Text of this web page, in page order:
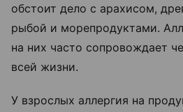
обстоит дело с арахисом,
рыбой и морепродуктами.
на них часто сопровождает
всей жизни.
У взрослых аллергия на